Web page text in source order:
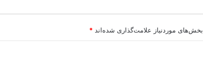
بخش‌های موردنیاز علامت‌گذاری شده‌اند *